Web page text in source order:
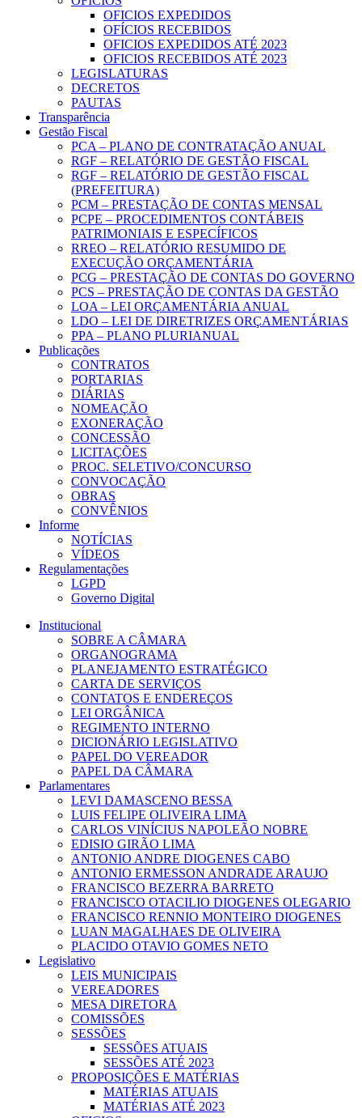
OFICIOS EXPEDIDOS
OFÍCIOS RECEBIDOS
OFICIOS EXPEDIDOS ATÉ 2023
OFICIOS RECEBIDOS ATÉ 2023
LEGISLATURAS
DECRETOS
PAUTAS
Transparência
Gestão Fiscal
PCA – PLANO DE CONTRATAÇÃO ANUAL
RGF – RELATÓRIO DE GESTÃO FISCAL
RGF – RELATÓRIO DE GESTÃO FISCAL
(PREFEITURA)
PCM – PRESTAÇÃO DE CONTAS MENSAL
PCPE – PROCEDIMENTOS CONTÁBEIS
PATRIMONIAIS E ESPECÍFICOS
RREO – RELATÓRIO RESUMIDO DE
EXECUÇÃO ORÇAMENTÁRIA
PCG – PRESTAÇÃO DE CONTAS DO GOVERNO
PCS – PRESTAÇÃO DE CONTAS DA GESTÃO
LOA – LEI ORÇAMENTÁRIA ANUAL
LDO – LEI DE DIRETRIZES ORÇAMENTÁRIAS
PPA – PLANO PLURIANUAL
Publicações
CONTRATOS
PORTARIAS
DIÁRIAS
NOMEAÇÃO
EXONERAÇÃO
CONCESSÃO
LICITAÇÕES
PROC. SELETIVO/CONCURSO
CONVOCAÇÃO
OBRAS
CONVÊNIOS
Informe
NOTÍCIAS
VÍDEOS
Regulamentações
LGPD
Governo Digital
Institucional
SOBRE A CÂMARA
ORGANOGRAMA
PLANEJAMENTO ESTRATÉGICO
CARTA DE SERVIÇOS
CONTATOS E ENDEREÇOS
LEI ORGÂNICA
REGIMENTO INTERNO
DICIONÁRIO LEGISLATIVO
PAPEL DO VEREADOR
PAPEL DA CÂMARA
Parlamentares
LEVI DAMASCENO BESSA
LUIS FELIPE OLIVEIRA LIMA
CARLOS VINÍCIUS NAPOLEÃO NOBRE
EDISIO GIRÃO LIMA
ANTONIO ANDRE DIOGENES CABO
ANTONIO ERMESSON ANDRADE ARAUJO
FRANCISCO BEZERRA BARRETO
FRANCISCO OTACILIO DIOGENES OLEGARIO
FRANCISCO RENNIO MONTEIRO DIOGENES
LUAN MAGALHAES DE OLIVEIRA
PLACIDO OTAVIO GOMES NETO
Legislativo
LEIS MUNICIPAIS
VEREADORES
MESA DIRETORA
COMISSÕES
SESSÕES
SESSÕES ATUAIS
SESSÕES ATÉ 2023
PROPOSIÇÕES E MATÉRIAS
MATÉRIAS ATUAIS
MATÉRIAS ATÉ 2023